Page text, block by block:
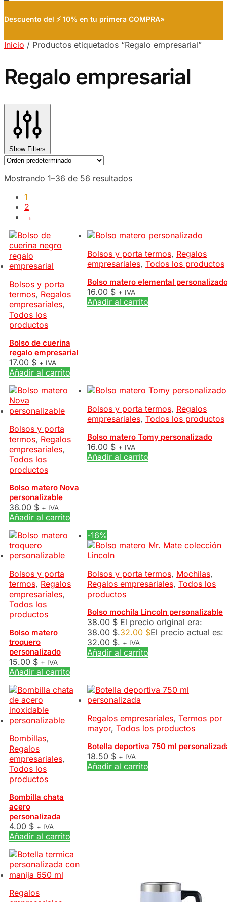
Descuento del ⚡ 10% en tu primera COMPRA»
Inicio / Productos etiquetados “Regalo empresarial”
Regalo empresarial
Show Filters
Mostrando 1–36 de 56 resultados
1
2
→
Bolsos y porta
termos, Regalos
empresariales,
Todos los
productos
Bolso de cuerina
regalo empresarial
17.00 $ + IVA
Añadir al carrito
Bolsos y porta termos, Regalos
empresariales, Todos los productos
Bolso matero elemental
16.00 $ + IVA
Añadir al carrito
Bolsos y porta
termos, Regalos
empresariales,
Todos los
productos
Bolso matero Nova
personalizable
36.00 $ + IVA
Añadir al carrito
Bolsos y porta termos, Regalos
empresariales, Todos los productos
Bolso matero Tomy personalizado
16.00 $ + IVA
Añadir al carrito
Bolsos y porta
termos, Regalos
empresariales,
Todos los
productos
Bolso matero
troquero
personalizado
15.00 $ + IVA
Añadir al carrito
-16%
Bolsos y porta termos, Mochilas,
Regalos empresariales, Todos los
productos
Bolso mochila Lincoln personalizable
38.00$ El precio original era:
38.00 $.32.00 $El precio actual es:
32.00 $. + IVA
Añadir al carrito
Bombillas,
Regalos
empresariales,
Todos los
productos
Bombilla chata
acero
personalizada
4.00 $ + IVA
Añadir al carrito
Regalos empresariales, Termos por
mayor, Todos los productos
Botella deportiva 750 ml
18.50 $ + IVA
Añadir al carrito
Regalos